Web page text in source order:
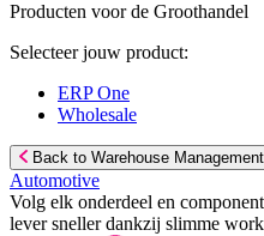
Producten voor de Groothandel
Selecteer jouw product:
ERP One
Wholesale
Back to Warehouse Management
Automotive
Volg elk onderdeel en
lever sneller dankzij slimme